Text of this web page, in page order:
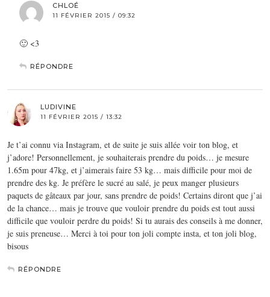
CHLOÉ
11 FÉVRIER 2015 / 09:32
🙂 <3
RÉPONDRE
LUDIVINE
11 FÉVRIER 2015 / 13:32
Je t’ai connu via Instagram, et de suite je suis allée voir ton blog, et
j’adore! Personnellement, je souhaiterais prendre du poids… je mesure
1.65m pour 47kg, et j’aimerais faire 53 kg… mais difficile pour moi de
prendre des kg. Je préfère le sucré au salé, je peux manger plusieurs
paquets de gâteaux par jour, sans prendre de poids! Certains diront que j’ai
de la chance… mais je trouve que vouloir prendre du poids est tout aussi
difficile que vouloir perdre du poids! Si tu aurais des conseils à me donner,
je suis preneuse… Merci à toi pour ton joli compte insta, et ton joli blog,
bisous
RÉPONDRE